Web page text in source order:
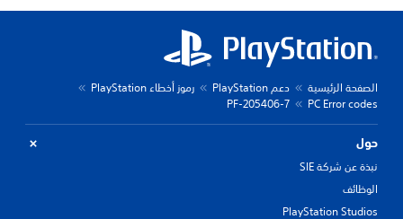
الصفحة الرئيسية دعم PlayStation
رموز أخطاء PlayStation
PC Error codes
PF-205406-7
حول
نبذة عن شركة SIE
الوظائف
PlayStation Studios